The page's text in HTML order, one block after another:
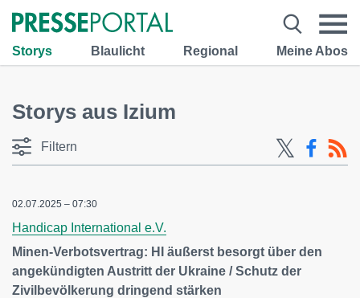
Storys Blaulicht Regional Meine Abos
Storys aus Izium
Filtern
02.07.2025 – 07:30
Handicap International e.V.
Minen-Verbotsvertrag: HI äußerst besorgt über den
angekündigten Austritt der Ukraine / Schutz der
Zivilbevölkerung dringend stärken